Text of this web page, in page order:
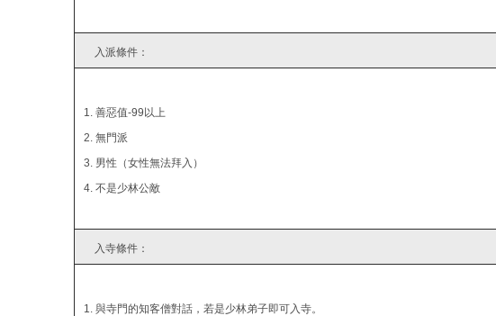
入派條件：
1. 善惡值-99以上
2. 無門派
3. 男性（女性無法拜入）
4. 不是少林公敵
入寺條件：
1. 與寺門的知客僧對話，若是少林弟子即可入寺。